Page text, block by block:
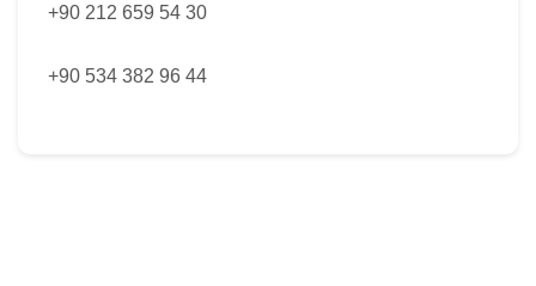
+90 212 659 54 30
+90 534 382 96 44